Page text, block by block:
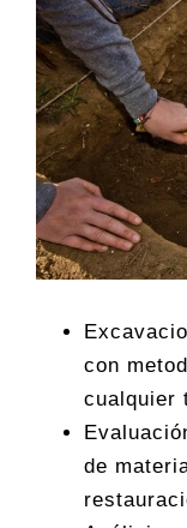
con
cualquier
de